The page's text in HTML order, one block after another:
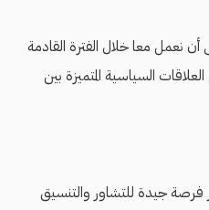
نعمل معا خلال الفترة القادمة
السياسية المتميزة بين
فرصة جيدة للتشاور والتنسيق